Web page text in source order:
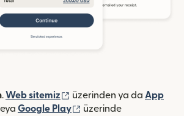
.Web sitemiz (yeni pencerede açılır)
üzerinden ya da App
pencerede açılır)
Google Play (yeni pencerede açılır)
üzerinde